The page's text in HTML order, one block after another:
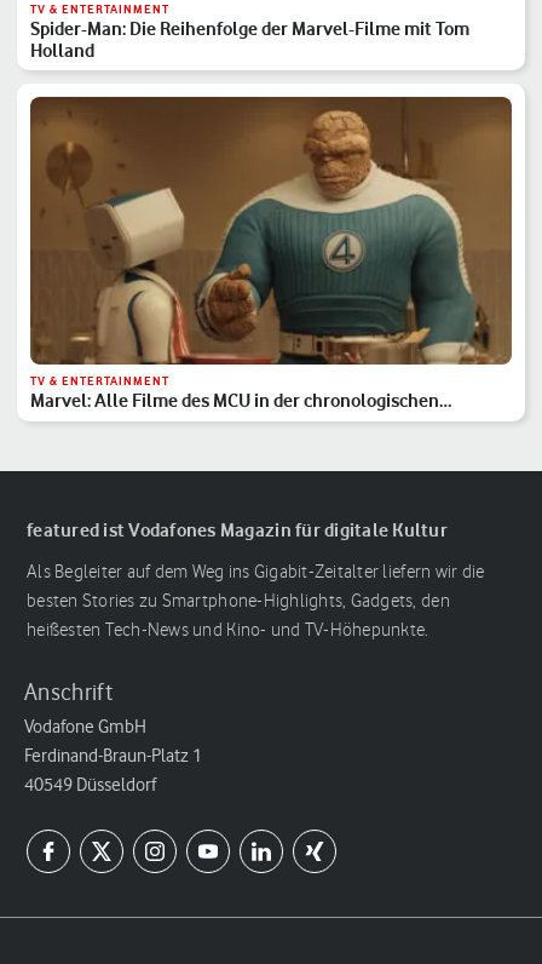
TV & ENTERTAINMENT
Spider-Man: Die Reihenfolge der Marvel-Filme mit Tom
Holland
TV & ENTERTAINMENT
Marvel: Alle Filme des MCU in der chronologischen
Reihenfolge
featured ist Vodafones Magazin für digitale Kultur
Als Begleiter auf dem Weg ins Gigabit-Zeitalter liefern wir die
besten Stories zu Smartphone-Highlights, Gadgets, den
heißesten Tech-News und Kino- und TV-Höhepunkte.
Anschrift
Vodafone GmbH
Ferdinand-Braun-Platz 1
40549 Düsseldorf